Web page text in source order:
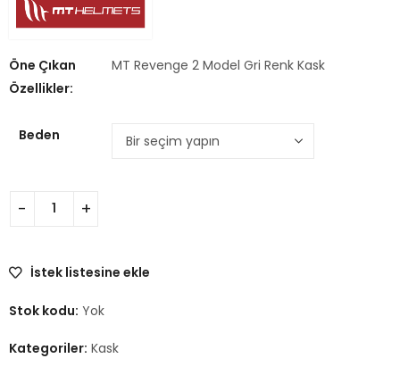
Öne Çıkan
Özellikler:
MT Revenge 2 Model Gri Renk Kask
Beden
İstek listesine ekle
Stok kodu: Yok
Kategoriler: Kask